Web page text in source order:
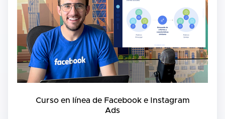
Curso en línea de Facebook e Instagram
Ads